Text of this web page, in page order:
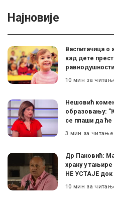
Најновије
Васпитачица о
кад дете
равнодушности
10 мин за
Нешовић
образовању:
се плаши да ће
3 мин за читање
Др Пановић:
храну у
НЕ УСТАЈЕ
10 мин за